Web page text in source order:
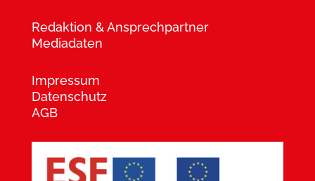
Redaktion & Ansprechpartner
Mediadaten
Impressum
Datenschutz
AGB